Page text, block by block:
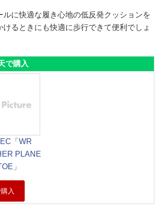
に快適な履き心地の低反発クッションを
るときにも快適に歩行できて便利でしょ
で購入
「WR
PLANE
」